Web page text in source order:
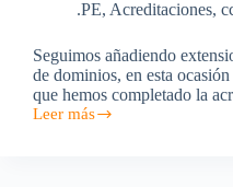
Dominios
.PE, Acreditaciones,
Seguimos añadiendo
de dominios, en esta
que hemos completado la
Leer más
Dominios